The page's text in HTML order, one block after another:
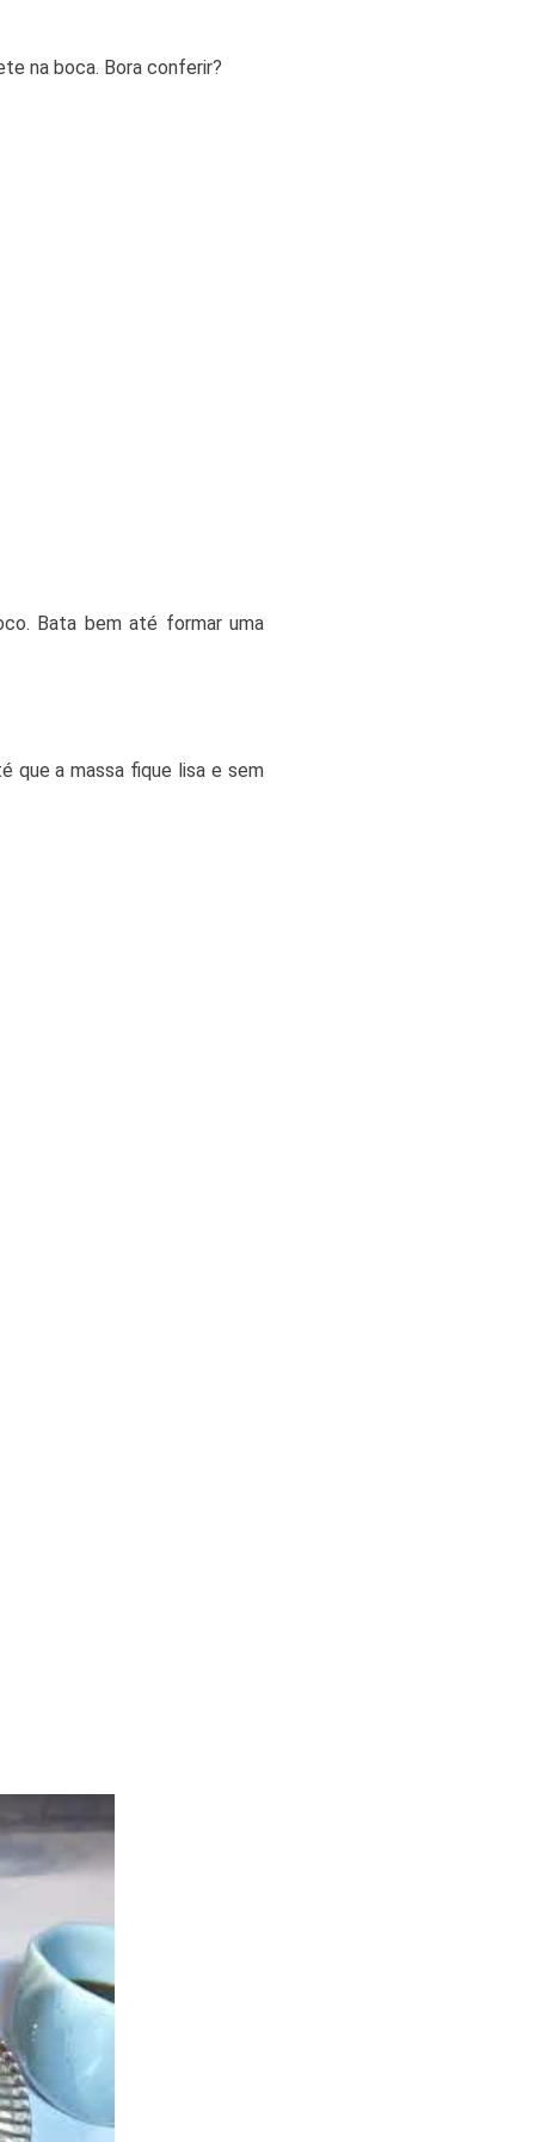
na boca. Bora conferir?
Bata bem até formar uma
que a massa fique lisa e sem